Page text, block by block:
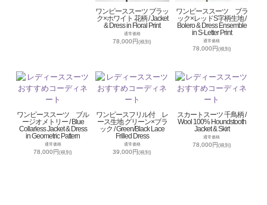
ワンピーススーツ ブラッ
ク×ホワイト 花柄 / Jacket
& Dress in Floral Print
通常価格
78,000円(税別)
ワンピーススーツ ブラ
ック×レッドS字柄生地 /
Bolero & Dress Ensemble
in S-Letter Print
通常価格
78,000円(税別)
ワンピーススーツ ブル
ージオメトリー / Blue
Collarless Jacket & Dress
in Geometric Pattern
通常価格
78,000円(税別)
ワンピースフリル付 レ
ース生地 グリーン×ブラ
ック / Green/Black Lace
Frilled Dress
通常価格
39,000円(税別)
スカートスーツ 千鳥柄 /
Wool 100% Houndstooth
Jacket & Skirt
通常価格
78,000円(税別)